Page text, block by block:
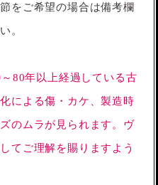
をご希望の場合は備考欄
。
80年以上経過している古
による傷・カケ、製造時
のムラが見られます。ヴ
てご理解を賜りますよう